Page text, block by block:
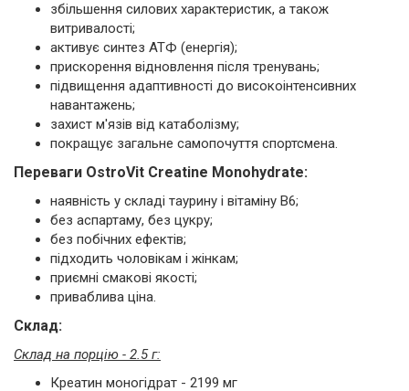
збільшення силових характеристик, а також
витривалості;
активує синтез АТФ (енергія);
прискорення відновлення після тренувань;
підвищення адаптивності до високоінтенсивних
навантажень;
захист м'язів від катаболізму;
покращує загальне самопочуття спортсмена.
Переваги OstroVit Creatine Monohydrate:
наявність у складі таурину і вітаміну B6;
без аспартаму, без цукру;
без побічних ефектів;
підходить чоловікам і жінкам;
приємні смакові якості;
приваблива ціна.
Склад:
Склад на порцію - 2.5 г:
Креатин моногідрат - 2199 мг